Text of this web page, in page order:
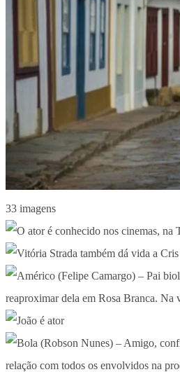
33 imagens